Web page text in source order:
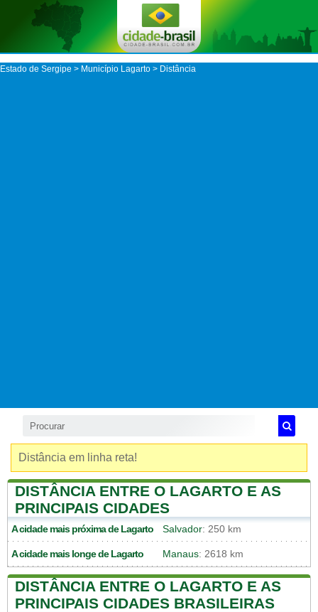
Estado de Sergipe > Município Lagarto > Distância
Distância em linha reta!
DISTÂNCIA ENTRE O LAGARTO E AS
PRINCIPAIS CIDADES
A cidade mais próxima de Lagarto Salvador: 250 km
A cidade mais longe de Lagarto Manaus: 2618 km
DISTÂNCIA ENTRE O LAGARTO E AS
PRINCIPAIS CIDADES BRASILEIRAS